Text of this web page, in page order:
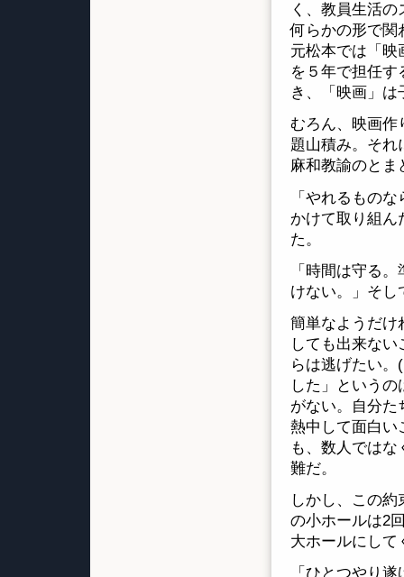
く、教員生活
何らかの形で関
元松本では「映
を５年で担任
き、「映画」
むろん、映画作
題山積み。それ
麻和教諭のとま
「やれるもの
かけて取り組ん
た。
「時間は守る
けない。」そ
簡単なようだけ
しても出来な
らは逃げたい
した」という
がない。自分た
熱中して面白い
も、数人では
難だ。
しかし、この
の小ホールは2
大ホールにして
「ひとつやり